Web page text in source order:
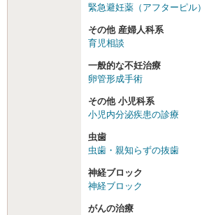
緊急避妊薬（アフターピル）
その他 産婦人科系
育児相談
一般的な不妊治療
卵管形成手術
その他 小児科系
小児内分泌疾患の診療
虫歯
虫歯・親知らずの抜歯
神経ブロック
神経ブロック
がんの治療